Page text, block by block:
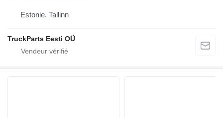
Estonie, Tallinn
TruckParts Eesti OÜ